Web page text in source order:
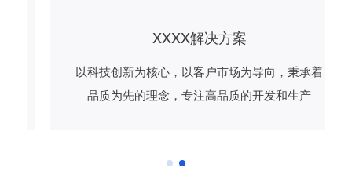
XXXX解决方案
以科技创新为核心，以客户市场为导向，秉承着
品质为先的理念，专注高品质的开发和生产